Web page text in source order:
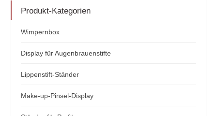
Produkt-Kategorien
Wimpernbox
Display für Augenbrauenstifte
Lippenstift-Ständer
Make-up-Pinsel-Display